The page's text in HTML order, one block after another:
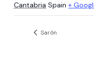
Cantabria Spain +
Sarón